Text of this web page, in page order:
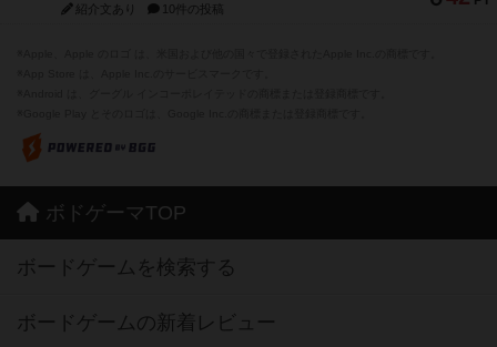
紹介文あり 10件の投稿
ボドゲーマTOP
ボードゲームを検索する
ボードゲームの新着レビュー